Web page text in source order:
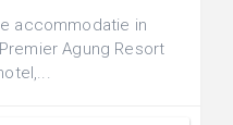
accommodatie in
Agung Resort